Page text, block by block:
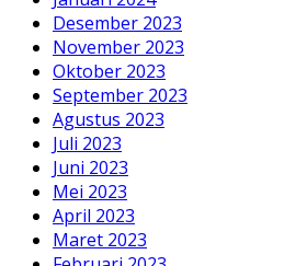
Desember 2023
November 2023
Oktober 2023
September 2023
Agustus 2023
Juli 2023
Juni 2023
Mei 2023
April 2023
Maret 2023